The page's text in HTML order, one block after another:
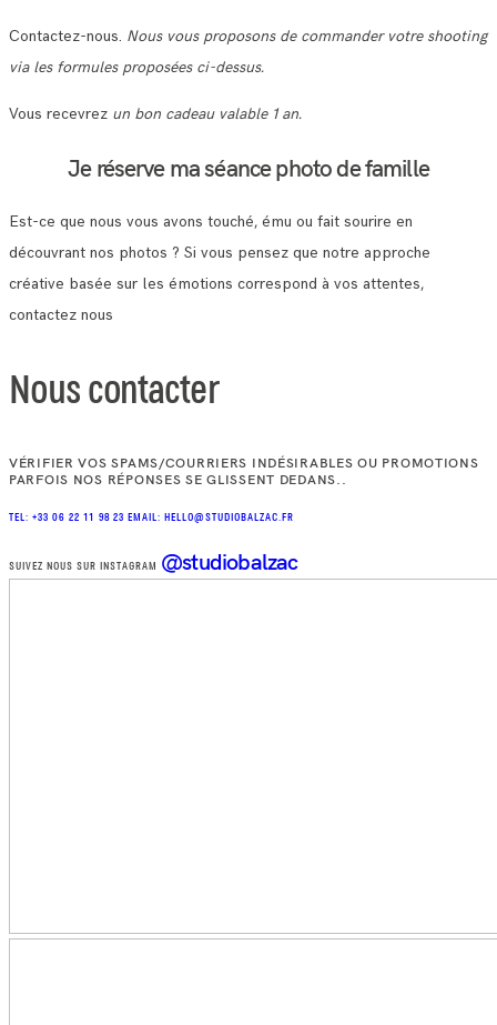
Contactez-nous. Nous vous proposons de commander votre shooting
via les formules proposées ci-dessus.
Vous recevrez un bon cadeau valable 1 an.
Je réserve ma séance photo de famille
Est-ce que nous vous avons touché, ému ou fait sourire en
découvrant nos photos ? Si vous pensez que notre approche
créative basée sur les émotions correspond à vos attentes,
contactez nous
Nous contacter
VÉRIFIER VOS SPAMS/COURRIERS INDÉSIRABLES OU PROMOTIONS
PARFOIS NOS RÉPONSES SE GLISSENT DEDANS..
TEL: +33 06 22 11 98 23 EMAIL: HELLO@STUDIOBALZAC.FR
SUIVEZ NOUS SUR INSTAGRAM @studiobalzac